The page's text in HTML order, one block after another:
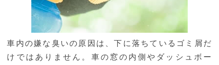
車内の嫌な臭いの原因は、下に落ちているゴミ屑だ
けではありません。車の窓の内側やダッシュボー